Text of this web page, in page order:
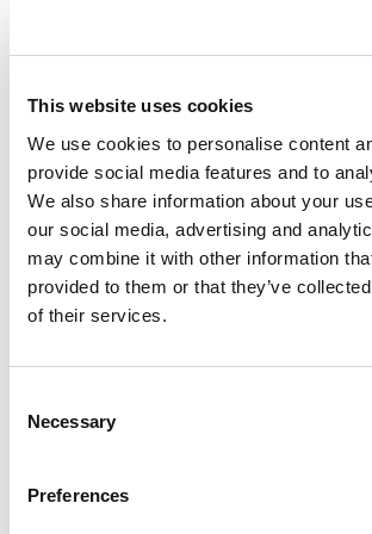
This website uses cookies
We use cookies to personalise content
provide social media features and to
We also share information about your
our social media, advertising and
may combine it with other information
provided to them or that they’ve
of their services.
Selection
Necessary
Preferences
Rezerwacje online –
zarezerwuj mycie w
serwisie Multiwash!
dodajemy nowe miasta do naszego
Zarezerwuj mycie!